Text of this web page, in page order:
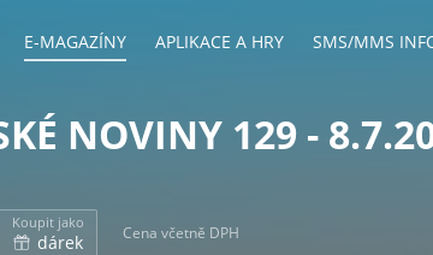
E-MAGAZÍNY APLIKACE A HRY SMS/MMS
NOVINY 129 -
Koupit jako
dárek Cena včetně DPH